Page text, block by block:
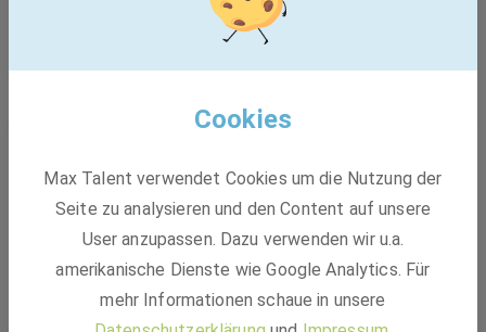
Projektleiter*in (w/m/d)
Stadtbahninfrastruktur
Festanstellung
Cookies
Max Talent verwendet Cookies um die Nutzung der
Seite zu analysieren und den Content auf unsere
User anzupassen. Dazu verwenden wir u.a.
amerikanische Dienste wie Google Analytics. Für
mehr Informationen schaue in unsere